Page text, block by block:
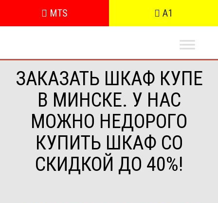
MTS A1
ЗАКАЗАТЬ ШКАФ КУПЕ
В МИНСКЕ. У НАС
МОЖНО НЕДОРОГО
КУПИТЬ ШКАФ СО
СКИДКОЙ ДО 40%!